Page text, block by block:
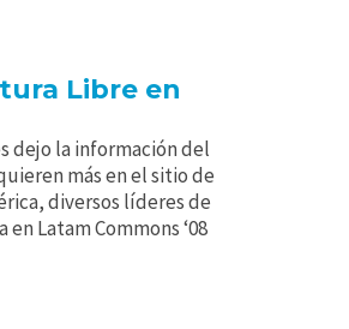
Libre en
dejo la información del
más en el sitio de
diversos líderes de
Latam Commons ‘08